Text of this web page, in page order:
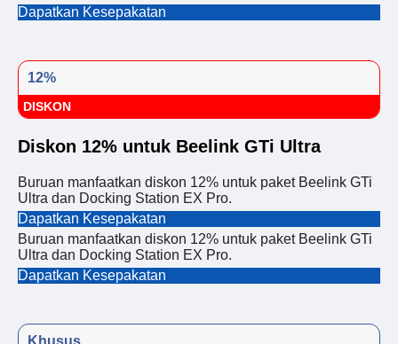
Dapatkan Kesepakatan
12%
DISKON
Diskon 12% untuk Beelink GTi Ultra
Buruan manfaatkan diskon 12% untuk paket Beelink GTi
Ultra dan Docking Station EX Pro.
Dapatkan Kesepakatan
Buruan manfaatkan diskon 12% untuk paket Beelink GTi
Ultra dan Docking Station EX Pro.
Dapatkan Kesepakatan
Khusus